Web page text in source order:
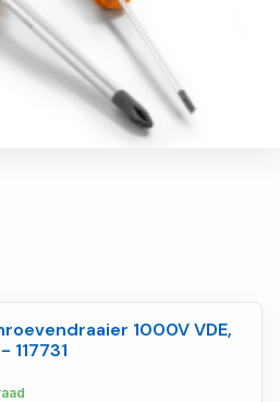
1000V VDE,
117731